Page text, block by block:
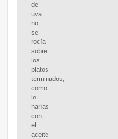
de
uva
no
se
rocía
sobre
los
platos
terminados,
como
lo
harías
con
el
aceite